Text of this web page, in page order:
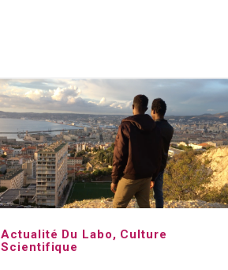
Actualité Du Labo, Culture
Scientifique